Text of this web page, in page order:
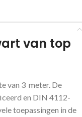
van top
van 3 meter. De
en DIN 4112-
toepassingen in de